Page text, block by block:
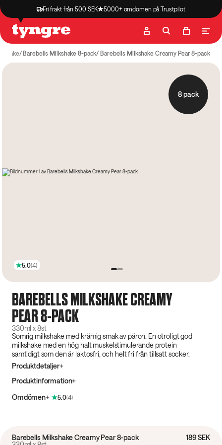
Fri frakt från 500 SEK 5000+ omdömen på Trustpilot
Butik Recept
Barebells Milkshake 8-pack Barebells Milkshake Creamy Pear 8-pack
BAREBELLS MILKSHAKE CREAMY
PEAR 8-PACK
330ml x 8st
Somrig milkshake med krämig smak av päron. En otroligt god
milkshake med en hög halt muskelstimulerande protein
samtidigt som den är laktosfri, och helt fri från tillsatt socker.
Produktdetaljer
Produktinformation
Omdömen
5.0(4)
8 pack
5.0(4)
Barebells Milkshake Creamy Pear 8-pack
189 SEK